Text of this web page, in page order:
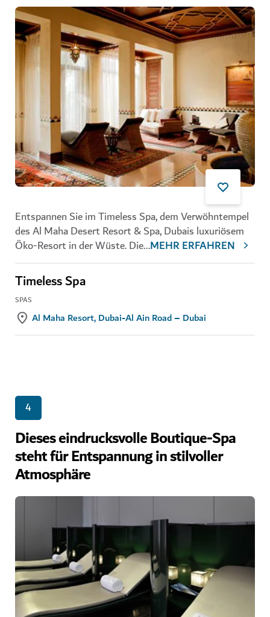
Entspannen Sie im Timeless Spa, dem Verwöhntempel
des Al Maha Desert Resort & Spa, Dubais luxuriösem
Öko-Resort in der Wüste. Die...MEHR ERFAHREN
Timeless Spa
SPAS
Al Maha Resort, Dubai-Al Ain Road – Dubai
4
Dieses eindrucksvolle Boutique-Spa
steht für Entspannung in stilvoller
Atmosphäre